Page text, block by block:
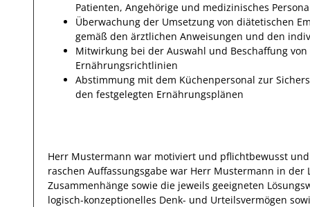
Patienten, Angehörige und medizinisches
Überwachung der Umsetzung von diätetischen
gemäß den ärztlichen Anweisungen und den
Mitwirkung bei der Auswahl und Beschaffung
Ernährungsrichtlinien
Abstimmung mit dem Küchenpersonal zur
den festgelegten Ernährungsplänen
Herr Mustermann war motiviert und pflichtbewusst
raschen Auffassungsgabe war Herr Mustermann in der
Zusammenhänge sowie die jeweils geeigneten
logisch-konzeptionelles Denk- und Urteilsvermögen